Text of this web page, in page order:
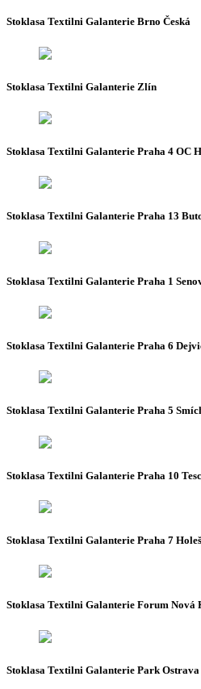
Stoklasa Textilni Galanterie Brno Česká
Stoklasa Textilni Galanterie Zlín
Stoklasa Textilni Galanterie Praha 4 OC
Stoklasa Textilni Galanterie Praha 13
Stoklasa Textilni Galanterie Praha 1
Stoklasa Textilni Galanterie Praha 6
Stoklasa Textilni Galanterie Praha 5
Stoklasa Textilni Galanterie Praha 10
Stoklasa Textilni Galanterie Praha 7
Stoklasa Textilni Galanterie Forum Nová
Stoklasa Textilni Galanterie Park Ostrava